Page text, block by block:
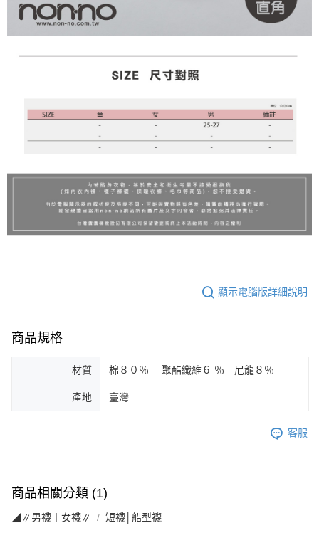
顯示電腦版詳細說明
商品規格
材質 棉８０％ 聚酯纖維６ ％ 尼龍８％
產地 臺灣
客服
商品相關分類 (1)
◢∥男襪〡女襪∥ 短襪│船型襪